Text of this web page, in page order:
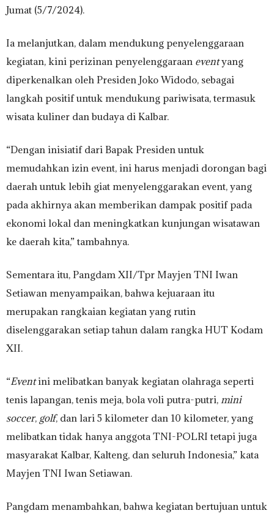
Jumat (5/7/2024).
Ia melanjutkan, dalam mendukung penyelenggaraan
kegiatan, kini perizinan penyelenggaraan eventyang
diperkenalkan oleh Presiden Joko Widodo, sebagai
langkah positif untuk mendukung pariwisata, termasuk
wisata kuliner dan budaya di Kalbar.
“Dengan inisiatif dari Bapak Presiden untuk
memudahkan izin event, ini harus menjadi dorongan bagi
daerah untuk lebih giat menyelenggarakan event, yang
pada akhirnya akan memberikan dampak positif pada
ekonomi lokal dan meningkatkan kunjungan wisatawan
ke daerah kita,” tambahnya.
Sementara itu, Pangdam XII/Tpr Mayjen TNI Iwan
Setiawan menyampaikan, bahwa kejuaraan itu
merupakan rangkaian kegiatan yang rutin
diselenggarakan setiap tahun dalam rangka HUT Kodam
XII.
“Eventini melibatkan banyak kegiatan olahraga seperti
tenis lapangan, tenis meja, bola voli putra-putri, mini
soccer, golf, dan lari 5 kilometer dan 10 kilometer, yang
melibatkan tidak hanya anggota TNI-POLRI tetapi juga
masyarakat Kalbar, Kalteng, dan seluruh Indonesia,” kata
Mayjen TNI Iwan Setiawan.
Pangdam menambahkan, bahwa kegiatan bertujuan untuk